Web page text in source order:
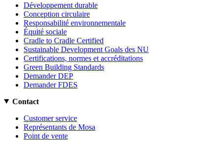
Développement durable
Conception circulaire
Responsabilité environnementale
Équité sociale
Cradle to Cradle Certified
Sustainable Development Goals des NU
Certifications, normes et accréditations
Green Building Standards
Demander DEP
Demander FDES
Contact
Customer service
Représentants de Mosa
Point de vente